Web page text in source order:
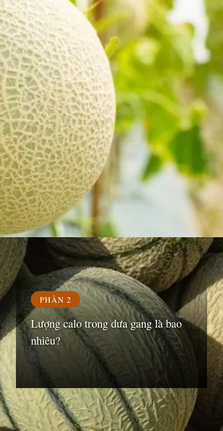
https://susach.edu.vn/dua-gang-bao-nhieu-calo
PHẦN 2
Lượng calo trong dưa gang là bao
nhiêu?